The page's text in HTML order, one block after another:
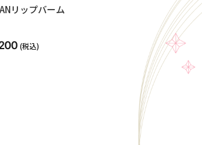
リップバーム
(税込)